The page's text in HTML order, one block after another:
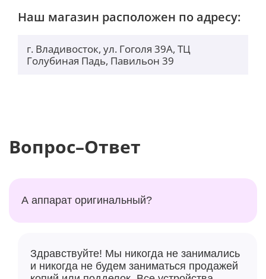
Наш магазин расположен по адресу:
г. Владивосток, ул. Гоголя 39А, ТЦ
Голубиная Падь, Павильон 39
Вопрос–Ответ
А аппарат оригинальный?
Здравствуйте! Мы никогда не занимались
и никогда не будем заниматься продажей